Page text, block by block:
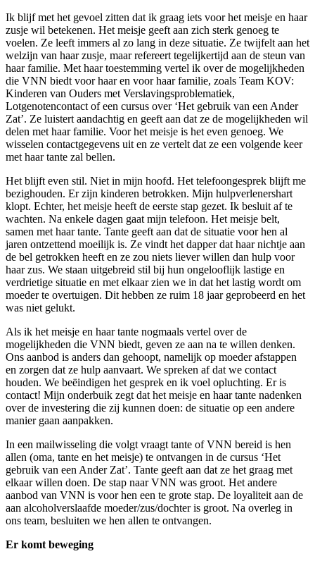
Ik blijf met het gevoel zitten dat ik graag iets voor het meisje en haar
zusje wil betekenen. Het meisje geeft aan zich sterk genoeg te
voelen. Ze leeft immers al zo lang in deze situatie. Ze twijfelt aan het
welzijn van haar zusje, maar refereert tegelijkertijd aan de steun van
haar familie. Met haar toestemming vertel ik over de mogelijkheden
die VNN biedt voor haar en voor haar familie, zoals Team KOV:
Kinderen van Ouders met Verslavingsproblematiek,
Lotgenotencontact of een cursus over ‘Het gebruik van een Ander
Zat’. Ze luistert aandachtig en geeft aan dat ze de mogelijkheden wil
delen met haar familie. Voor het meisje is het even genoeg. We
wisselen contactgegevens uit en ze vertelt dat ze een volgende keer
met haar tante zal bellen.
Het blijft even stil. Niet in mijn hoofd. Het telefoongesprek blijft me
bezighouden. Er zijn kinderen betrokken. Mijn hulpverlenershart
klopt. Echter, het meisje heeft de eerste stap gezet. Ik besluit af te
wachten. Na enkele dagen gaat mijn telefoon. Het meisje belt,
samen met haar tante. Tante geeft aan dat de situatie voor hen al
jaren ontzettend moeilijk is. Ze vindt het dapper dat haar nichtje aan
de bel getrokken heeft en ze zou niets liever willen dan hulp voor
haar zus. We staan uitgebreid stil bij hun ongelooflijk lastige en
verdrietige situatie en met elkaar zien we in dat het lastig wordt om
moeder te overtuigen. Dit hebben ze ruim 18 jaar geprobeerd en het
was niet gelukt.
Als ik het meisje en haar tante nogmaals vertel over de
mogelijkheden die VNN biedt, geven ze aan na te willen denken.
Ons aanbod is anders dan gehoopt, namelijk op moeder afstappen
en zorgen dat ze hulp aanvaart. We spreken af dat we contact
houden. We beëindigen het gesprek en ik voel opluchting. Er is
contact! Mijn onderbuik zegt dat het meisje en haar tante nadenken
over de investering die zij kunnen doen: de situatie op een andere
manier gaan aanpakken.
In een mailwisseling die volgt vraagt tante of VNN bereid is hen
allen (oma, tante en het meisje) te ontvangen in de cursus ‘Het
gebruik van een Ander Zat’. Tante geeft aan dat ze het graag met
elkaar willen doen. De stap naar VNN was groot. Het andere
aanbod van VNN is voor hen een te grote stap. De loyaliteit aan de
aan alcoholverslaafde moeder/zus/dochter is groot. Na overleg in
ons team, besluiten we hen allen te ontvangen.
Er komt beweging